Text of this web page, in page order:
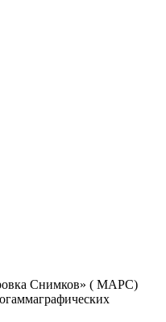
Снимков» ( МАРС)